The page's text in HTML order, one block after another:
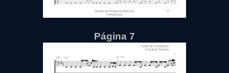
Página 7